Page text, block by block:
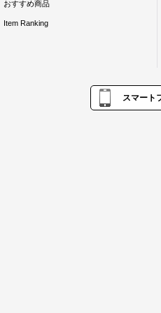
おすすめ商品
Item Ranking
スマート